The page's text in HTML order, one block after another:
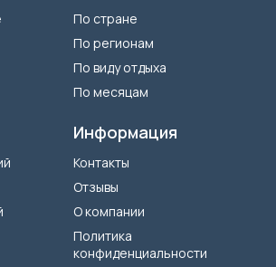
По стране
По регионам
По виду отдыха
По месяцам
Информация
Контакты
Отзывы
О компании
Политика
конфиденциальности